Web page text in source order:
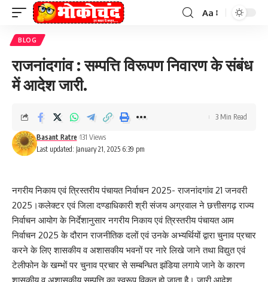
Font
Aa
BLOG
राजनांदगांव : सम्पत्ति विरूपण निवारण के संबंध
में आदेश जारी.
Last updated: January 21, 2025 6:39 pm
Basant Ratre 131 Views
3 Min Read
नगरीय निकाय एवं त्रिस्तरीय पंचायत निर्वाचन 2025- राजनांदगांव 21 जनवरी
2025।कलेक्टर एवं जिला दण्डाधिकारी श्री संजय अग्रवाल ने छत्तीसगढ़ राज्य
निर्वाचन आयोग के निर्देशानुसार नगरीय निकाय एवं त्रिस्तरीय पंचायत आम
निर्वाचन 2025 के दौरान राजनीतिक दलों एवं उनके अभ्यर्थियों द्वारा चुनाव प्रचार
करने के लिए शासकीय व अशासकीय भवनों पर नारे लिखे जाने तथा विद्युत एवं
टेलीफोन के खम्भों पर चुनाव प्रचार से सम्बन्धित झंडिया लगाये जाने के कारण